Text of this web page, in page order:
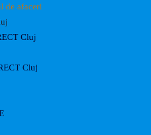
de afaceri
Cluj
Cluj